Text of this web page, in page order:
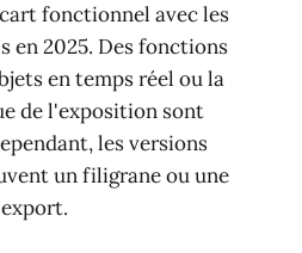
fonctionnel avec les
en 2025. Des fonctions
en temps réel ou la
de l'exposition sont
les versions
un filigrane ou une